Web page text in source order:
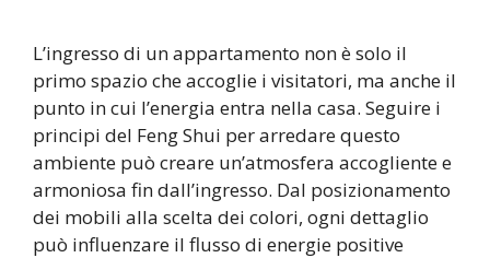
L’ingresso di un appartamento non è solo il
primo spazio che accoglie i visitatori, ma anche il
punto in cui l’energia entra nella casa. Seguire i
principi del Feng Shui per arredare questo
ambiente può creare un’atmosfera accogliente e
armoniosa fin dall’ingresso. Dal posizionamento
dei mobili alla scelta dei colori, ogni dettaglio
può influenzare il flusso di energie positive